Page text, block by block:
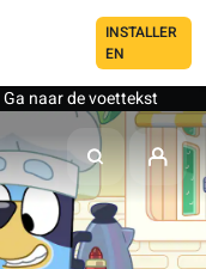
INSTALLER
EN
Ga naar de voettekst